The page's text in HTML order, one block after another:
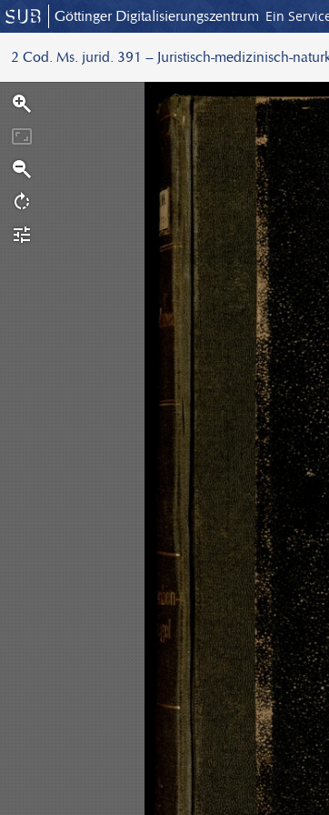
Göttinger Digitalisierungszentrum Ein
2 Cod. Ms. jurid. 391 – Juristisch-medizinisch-